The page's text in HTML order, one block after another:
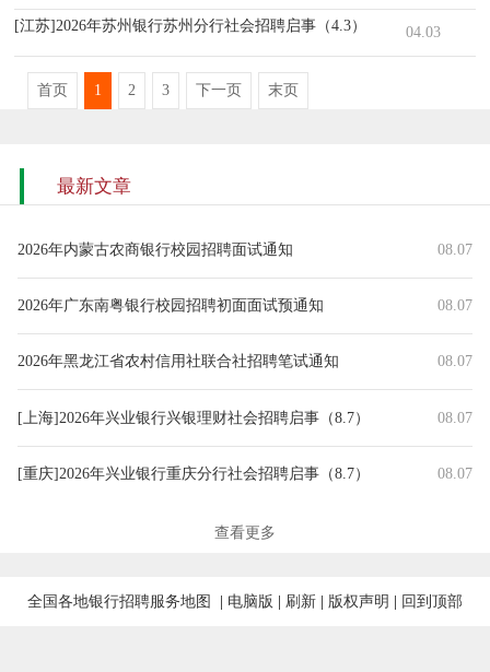
[江苏]2026年苏州银行苏州分行社会招聘启事（4.3） 04.03
首页 1 2 3 下一页 末页
最新文章
2026年内蒙古农商银行校园招聘面试通知 08.07
2026年广东南粤银行校园招聘初面面试预通知 08.07
2026年黑龙江省农村信用社联合社招聘笔试通知 08.07
[上海]2026年兴业银行兴银理财社会招聘启事（8.7） 08.07
[重庆]2026年兴业银行重庆分行社会招聘启事（8.7） 08.07
2026天风证券企业融资业务委员会-业务团队负责人岗社招公告（
查看更多
全国各地银行招聘服务地图 电脑版 刷新 版权声明 回到顶部